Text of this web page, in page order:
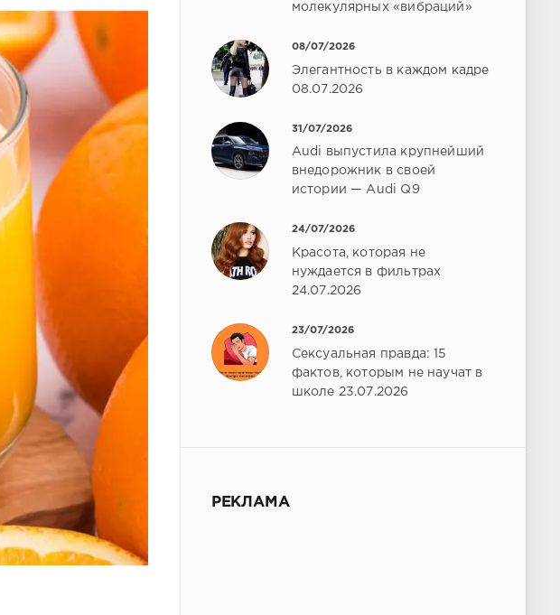
молекулярных «вибраций»
08/07/2026
Элегантность в каждом кадре
08.07.2026
31/07/2026
Audi выпустила крупнейший
внедорожник в своей
истории — Audi Q9
24/07/2026
Красота, которая не
нуждается в фильтрах
24.07.2026
23/07/2026
Сексуальная правда: 15
фактов, которым не научат в
школе 23.07.2026
РЕКЛАМА